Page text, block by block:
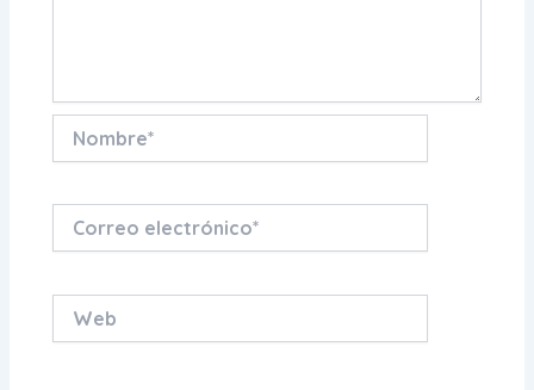
electrónico*